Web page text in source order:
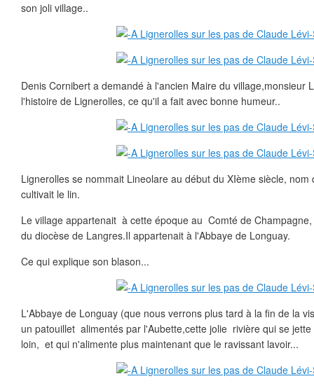
son joli village..
Denis Cornibert a demandé à l'ancien Maire du village,monsieur
l'histoire de Lignerolles, ce qu'il a fait avec bonne humeur..
Lignerolles se nommait Lineolare au début du XIème siècle,
cultivait le lin.
Le village appartenait à cette époque au Comté de
du diocèse de Langres.Il appartenait à l'Abbaye de Longuay.
Ce qui explique son blason...
L'Abbaye de Longuay (que nous verrons plus tard à la fin de la
un patouillet alimentés par l'Aubette,cette jolie rivière qui se
loin, et qui n'alimente plus maintenant que le ravissant lavoir...